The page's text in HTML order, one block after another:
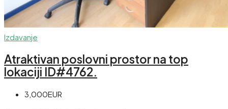
Izdavanje
Atraktivan poslovni prostor na top
lokaciji ID#4762.
3,000EUR